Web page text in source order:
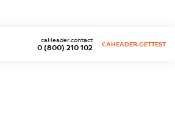
0 (800) 210 102
caHeader.contact
CAHEADER.GETTEST